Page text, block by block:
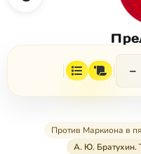
−
Против Маркиона в
А. Ю. Братухин.